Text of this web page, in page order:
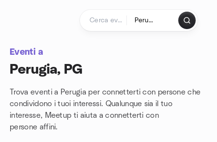
Eventi a
Perugia, PG
Trova eventi a Perugia per connetterti con persone che
condividono i tuoi interessi. Qualunque sia il tuo
interesse, Meetup ti aiuta a connetterti con
persone affini.